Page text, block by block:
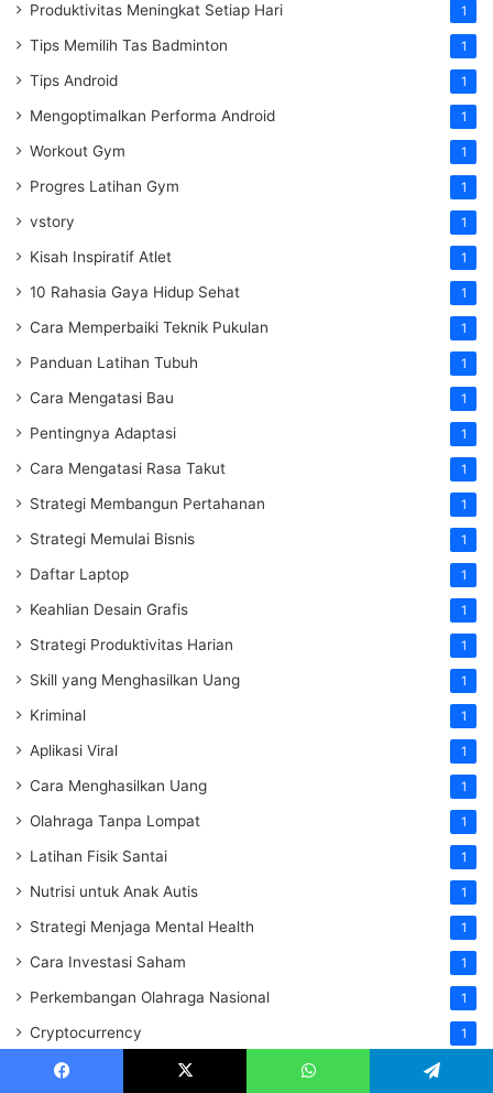
Produktivitas Meningkat Setiap Hari 1
Tips Memilih Tas Badminton 1
Tips Android 1
Mengoptimalkan Performa Android 1
Workout Gym 1
Progres Latihan Gym 1
vstory 1
Kisah Inspiratif Atlet 1
10 Rahasia Gaya Hidup Sehat 1
Cara Memperbaiki Teknik Pukulan 1
Panduan Latihan Tubuh 1
Cara Mengatasi Bau 1
Pentingnya Adaptasi 1
Cara Mengatasi Rasa Takut 1
Strategi Membangun Pertahanan 1
Strategi Memulai Bisnis 1
Daftar Laptop 1
Keahlian Desain Grafis 1
Strategi Produktivitas Harian 1
Skill yang Menghasilkan Uang 1
Kriminal 1
Aplikasi Viral 1
Cara Menghasilkan Uang 1
Olahraga Tanpa Lompat 1
Latihan Fisik Santai 1
Nutrisi untuk Anak Autis 1
Strategi Menjaga Mental Health 1
Cara Investasi Saham 1
Perkembangan Olahraga Nasional 1
Cryptocurrency 1
Panduan Cryptocurrency